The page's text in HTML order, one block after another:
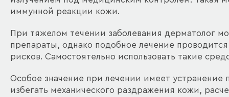
иммунной реакции кожи.
При тяжелом течении заболевания дерматолог
препараты, однако подобное лечение
рисков. Самостоятельно использовать такие
Особое значение при лечении имеет
избегать механического раздражения кожи,